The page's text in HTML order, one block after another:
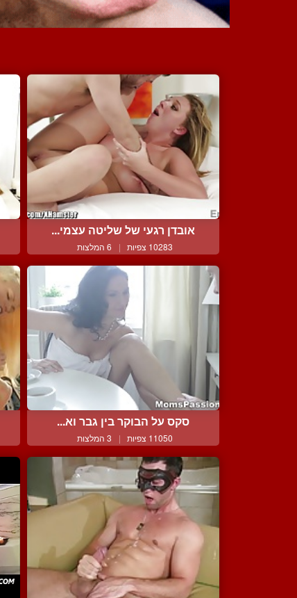
אובדן רגעי של שליטה עצמי...
10283 צפיות | 6 המלצות
סקס על הבוקר בין גבר וא...
11050 צפיות | 3 המלצות